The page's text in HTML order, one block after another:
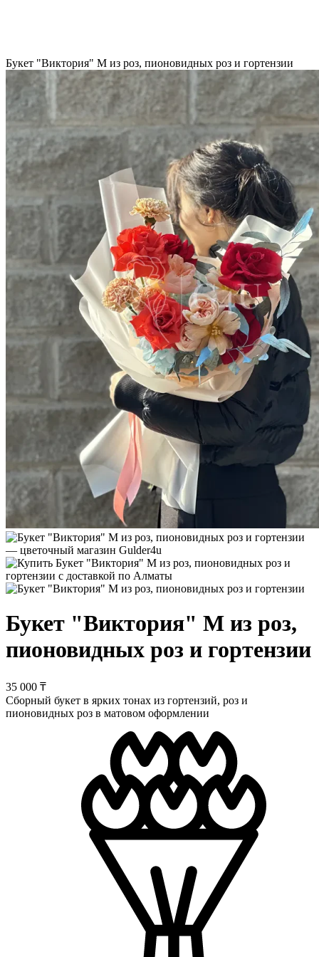
Букет "Виктория" M из роз, пионовидных роз и гортензии
Букет "Виктория" M из роз,
пионовидных роз и гортензии
35 000 ₸
Сборный букет в ярких тонах из гортензий, роз и
пионовидных роз в матовом оформлении